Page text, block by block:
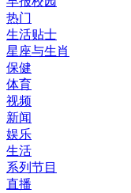
热门
生活贴士
星座与生肖
保健
体育
视频
新闻
娱乐
生活
系列节目
直播